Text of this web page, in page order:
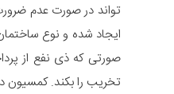
تواند در صورت عدم
ایجاد شده و نوع
صورتی که ذی نفع از
تخریب را بکند. کمسیون